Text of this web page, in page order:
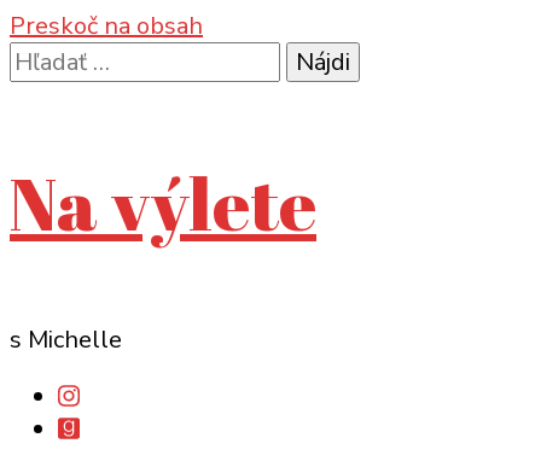
Preskoč na obsah
Hľadať:
Na výlete
s Michelle